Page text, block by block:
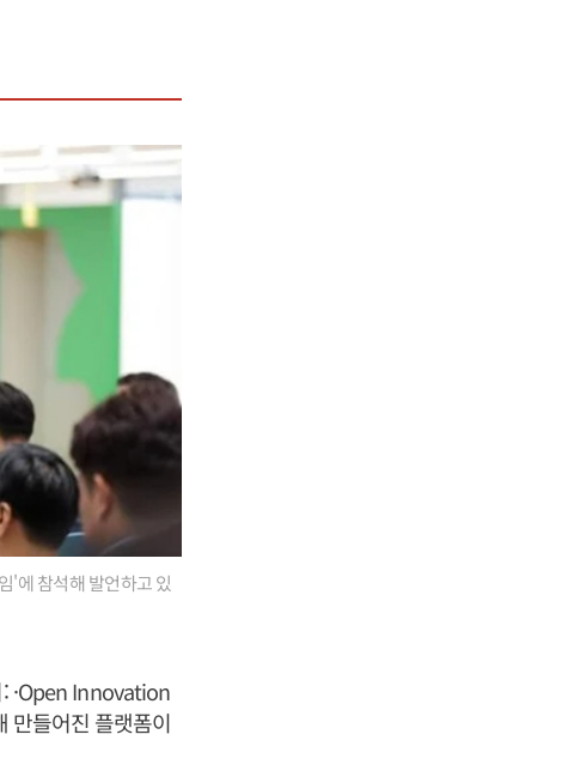
'에 참석해 발언하고 있
·Open Innovation
만들어진 플랫폼이